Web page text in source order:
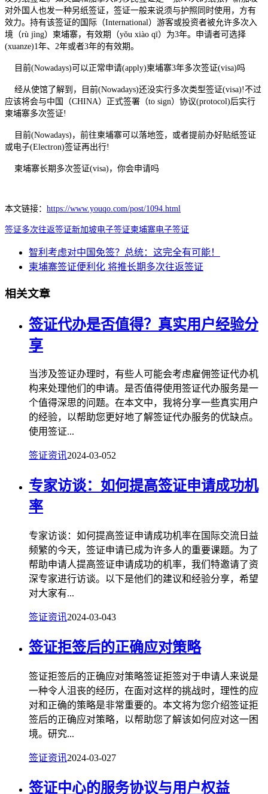
对外国人也发一种另纸签证，签证一般来说须与护照同时使用，方有
效力。持有该签证的国际（International）游客或投资者被允许多次入
境（rù jìng）柬埔寨，有效期（yǒu xiào qī）为3年。申请者可选择
(xuanze)1年、2年或者3年的有效期。
目前(Nowadays)可以正常申请(apply)柬埔寨3年多次签证(visa)吗
经从使馆了解到，目前(Nowadays)还没实行多次类型签证(visa)!不过
应该将会与中国（CHINA）正式签署（to sign）协议(protocol)后实行
柬埔寨多次签证!
目前(Nowadays)，前往柬埔寨可以落地签，或者提前办好贴纸签证
或电子(Electron)签证再出行!
柬埔寨长期多次签证(visa)，你会申请吗
本文链接： https://www.youqo.com/post/1094.html
签证多次往返签证新加坡电子签证柬埔寨电子签证
智利考虑对中国免签？总统：这完全有可能！
柬埔寨签证便利化 将推长期多次往返签证
相关文章
签证代办是否值得？真实用户经验分
享
当涉及签证办理时，有些人可能会考虑雇佣签证代办机
构来处理他们的申请。是否值得使用签证代办服务是一
个值得深思的问题。在本文中，我将分享一些真实用户
的经验，以帮助您更好地了解签证代办服务的优缺点。
使用签证...
签证资讯2024-03-052
专家访谈：如何提高签证申请成功机
率
专家访谈：如何提高签证申请成功机率在国际交流日益
频繁的今天，签证申请已成为许多人的重要课题。为了
帮助申请人提高签证申请成功的机率，我们特邀请了资
深专家进行访谈。以下是他们的建议和经验分享，希望
对大家有...
签证资讯2024-03-043
签证拒签后的正确应对策略
签证拒签后的正确应对策略签证拒签对于申请人来说是
一种令人沮丧的经历，在面对这样的挑战时，理性的应
对和正确的策略是非常重要的。本文将为您介绍签证拒
签后的正确应对策略，以帮助您了解该如何应对这一困
境。研究...
签证资讯2024-03-027
签证中心的服务协议与用户权益